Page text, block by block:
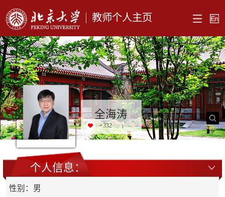
教师个人主页
全海涛
+332
个人信息：
性别：男